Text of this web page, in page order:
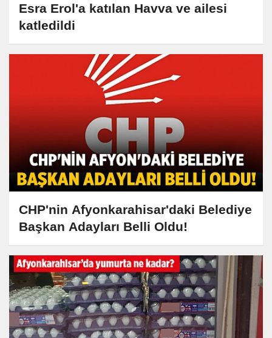
Esra Erol'a katılan Havva ve ailesi
katledildi
CHP'nin Afyonkarahisar'daki Belediye
Başkan Adayları Belli Oldu!